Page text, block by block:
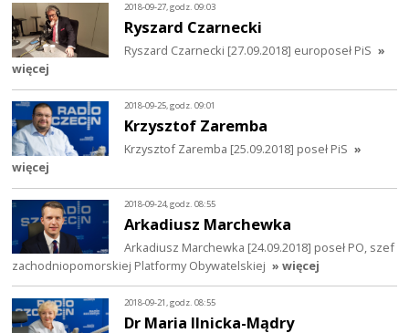
2018-09-27, godz. 09:03
Ryszard Czarnecki
Ryszard Czarnecki [27.09.2018] europoseł PiS »
więcej
2018-09-25, godz. 09:01
Krzysztof Zaremba
Krzysztof Zaremba [25.09.2018] poseł PiS »
więcej
2018-09-24, godz. 08:55
Arkadiusz Marchewka
Arkadiusz Marchewka [24.09.2018] poseł PO, szef
zachodniopomorskiej Platformy Obywatelskiej » więcej
2018-09-21, godz. 08:55
Dr Maria Ilnicka-Mądry